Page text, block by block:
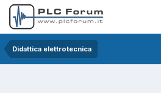
Didattica elettrotecnica